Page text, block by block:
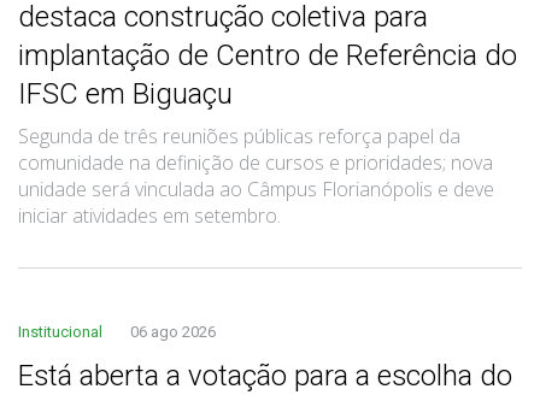
destaca construção coletiva para
implantação de Centro de Referência do
IFSC em Biguaçu
Segunda de três reuniões públicas reforça papel da
comunidade na definição de cursos e prioridades; nova
unidade será vinculada ao Câmpus Florianópolis e deve
iniciar atividades em setembro.
Institucional 06 ago 2026
Está aberta a votação para a escolha do